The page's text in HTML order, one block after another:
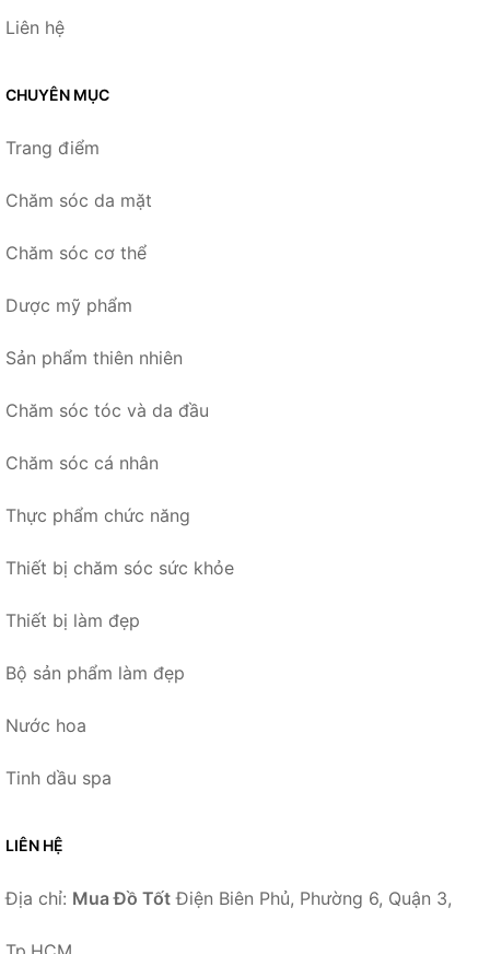
Liên hệ
CHUYÊN MỤC
Trang điểm
Chăm sóc da mặt
Chăm sóc cơ thể
Dược mỹ phẩm
Sản phẩm thiên nhiên
Chăm sóc tóc và da đầu
Chăm sóc cá nhân
Thực phẩm chức năng
Thiết bị chăm sóc sức khỏe
Thiết bị làm đẹp
Bộ sản phẩm làm đẹp
Nước hoa
Tinh dầu spa
LIÊN HỆ
Địa chỉ: Mua Đồ Tốt Điện Biên Phủ, Phường 6, Quận 3,